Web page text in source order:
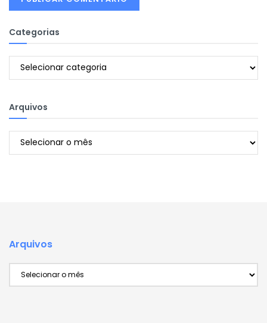
Categorias
Categorias
Arquivos
Arquivos
Arquivos